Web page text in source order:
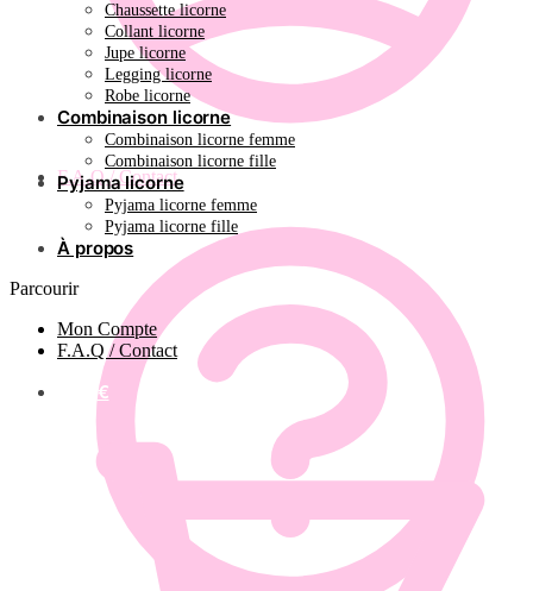
F.A.Q / Contact
Chaussette licorne
Collant licorne
Jupe licorne
Legging licorne
Robe licorne
Combinaison licorne
Combinaison licorne femme
Combinaison licorne fille
Pyjama licorne
Pyjama licorne femme
Pyjama licorne fille
À propos
Parcourir
Mon Compte
F.A.Q / Contact
€